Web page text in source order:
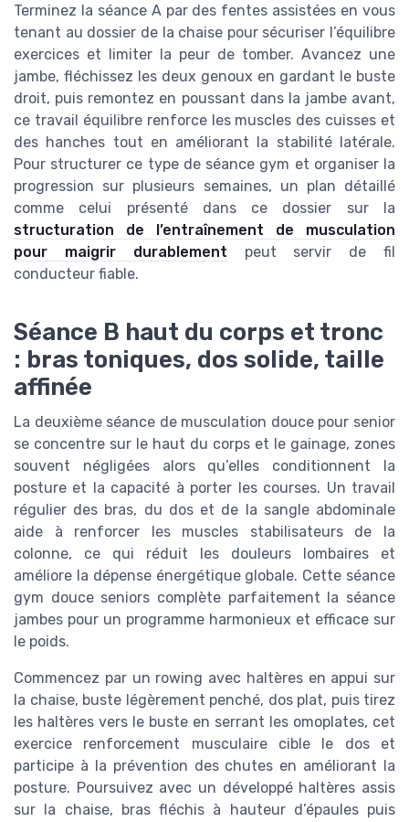
Terminez la séance A par des fentes assistées en vous
tenant au dossier de la chaise pour sécuriser l’équilibre
exercices et limiter la peur de tomber. Avancez une
jambe, fléchissez les deux genoux en gardant le buste
droit, puis remontez en poussant dans la jambe avant,
ce travail équilibre renforce les muscles des cuisses et
des hanches tout en améliorant la stabilité latérale.
Pour structurer ce type de séance gym et organiser la
progression sur plusieurs semaines, un plan détaillé
comme celui présenté dans ce dossier sur la
structuration de l’entraînement de musculation
pour maigrir durablement peut servir de fil
conducteur fiable.
Séance B haut du corps et tronc
: bras toniques, dos solide, taille
affinée
La deuxième séance de musculation douce pour senior
se concentre sur le haut du corps et le gainage, zones
souvent négligées alors qu’elles conditionnent la
posture et la capacité à porter les courses. Un travail
régulier des bras, du dos et de la sangle abdominale
aide à renforcer les muscles stabilisateurs de la
colonne, ce qui réduit les douleurs lombaires et
améliore la dépense énergétique globale. Cette séance
gym douce seniors complète parfaitement la séance
jambes pour un programme harmonieux et efficace sur
le poids.
Commencez par un rowing avec haltères en appui sur
la chaise, buste légèrement penché, dos plat, puis tirez
les haltères vers le buste en serrant les omoplates, cet
exercice renforcement musculaire cible le dos et
participe à la prévention des chutes en améliorant la
posture. Poursuivez avec un développé haltères assis
sur la chaise, bras fléchis à hauteur d’épaules puis